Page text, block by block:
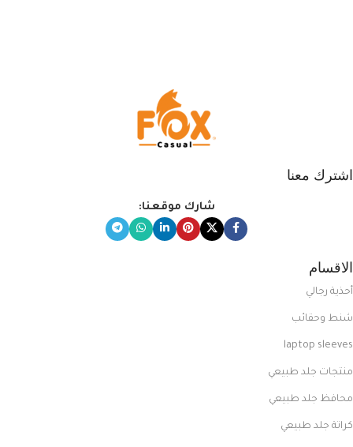
اشترك معنا
شارك موقعنا:
الاقسام
أحذية رجالي
شنط وحقائب
laptop sleeves
منتجات جلد طبيعي
محافظ جلد طبيعي
كراتة جلد طبيعي